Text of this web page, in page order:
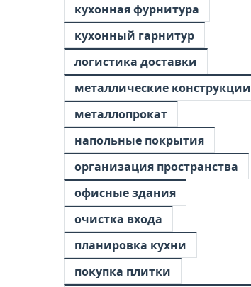
кухонная фурнитура
кухонный гарнитур
логистика доставки
металлические конструкции
металлопрокат
напольные покрытия
организация пространства
офисные здания
очистка входа
планировка кухни
покупка плитки